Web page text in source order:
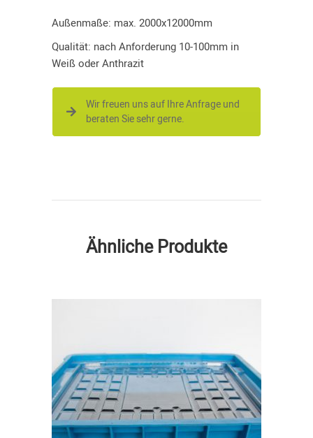
Außenmaße: max. 2000x12000mm
Qualität: nach Anforderung 10-100mm in
Weiß oder Anthrazit
Wir freuen uns auf Ihre Anfrage und
beraten Sie sehr gerne.
Ähnliche Produkte